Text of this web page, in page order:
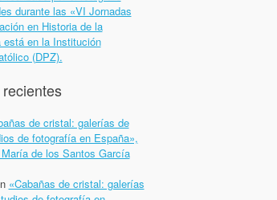
durante las «VI Jornadas
en Historia de la
está en la Institución
(DPZ).
de cristal: galerías de
de fotografía en España»,
de los Santos García
«Cabañas de cristal: galerías